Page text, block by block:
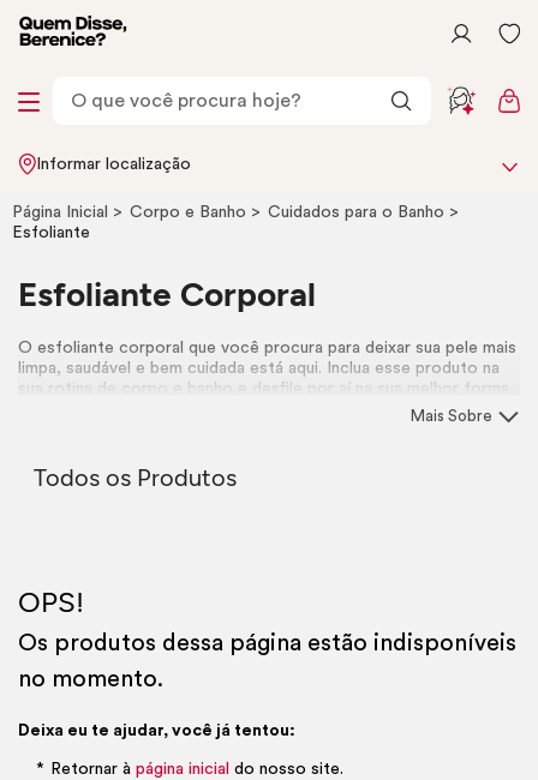
Informar localização
Página Inicial Corpo e Banho
Cuidados para o Banho
Esfoliante
Esfoliante Corporal
O esfoliante corporal que você procura para deixar sua pele mais
limpa, saudável e bem cuidada está aqui. Inclua esse produto na
sua rotina de corpo e banho e desfile por aí na sua melhor forma.
Mais Sobre
Todos os Produtos
OPS!
Os produtos dessa página estão indisponíveis
no momento.
Deixa eu te ajudar, você já tentou:
Retornar àpágina inicial do nosso site.